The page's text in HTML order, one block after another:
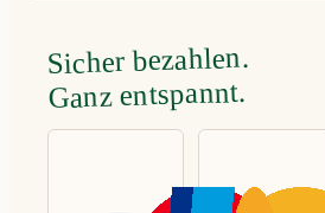
Sicher bezahlen.
Ganz entspannt.